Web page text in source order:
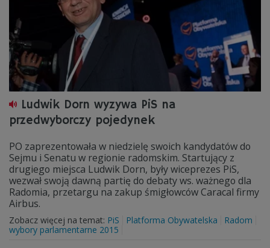
Ludwik Dorn wyzywa PiS na
przedwyborczy pojedynek
PO zaprezentowała w niedzielę swoich kandydatów do
Sejmu i Senatu w regionie radomskim. Startujący z
drugiego miejsca Ludwik Dorn, były wiceprezes PiS,
wezwał swoją dawną partię do debaty ws. ważnego dla
Radomia, przetargu na zakup śmigłowców Caracal firmy
Airbus.
Zobacz więcej na temat: PiS Platforma Obywatelska
Radom
wybory parlamentarne 2015